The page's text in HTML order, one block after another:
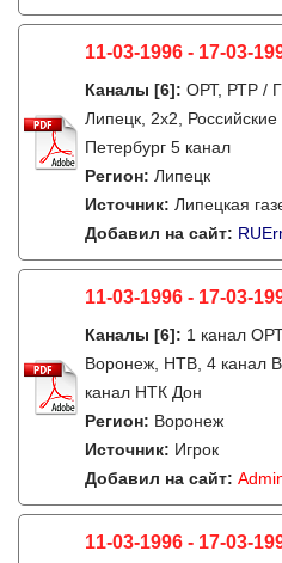
11-03-1996 - 17-03-
Каналы [6]: ОРТ, РТР /
Липецк, 2х2,
Петербург 5 канал
Регион: Липецк
Источник: Липецкая
Добавил на сайт:
11-03-1996 - 17-03-
Каналы [6]: 1 канал
Воронеж, НТВ, 4 канал
канал НТК Дон
Регион: Воронеж
Источник: Игрок
Добавил на сайт:
11-03-1996 - 17-03-